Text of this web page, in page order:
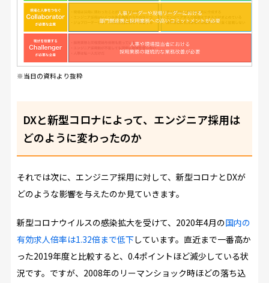
※当日の資料より抜粋
DXと新型コロナによって、エンジニア採用は
どのように変わったのか
それでは次に、エンジニア採用に対して、新型コロナとDXが
どのような影響を与えたのか見ていきます。
新型コロナウイルスの感染拡大を受けて、2020年4月の国内の
有効求人倍率は1.32倍まで低下 しています。直近まで一番高か
った2019年度と比較すると、0.4ポイントほど減少している状
況です。ですが、2008年のリーマンショック時ほどの落ち込